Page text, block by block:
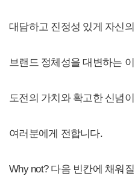
대담하고 진정성 있게 자신
브랜드 정체성을 대변하는
도전의 가치와 확고한 신념
여러분에게 전합니다.
Why not? 다음 빈칸에 채워질